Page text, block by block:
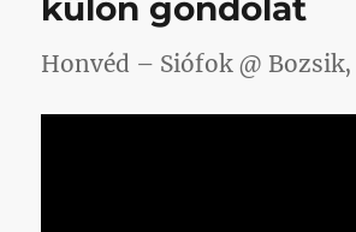
Honvéd – Siófok @ Bozsik,